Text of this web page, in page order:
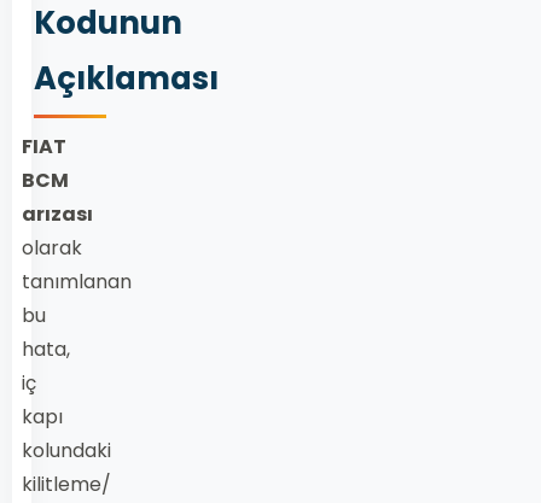
Kodunun
Açıklaması
FIAT
BCM
arızası
olarak
tanımlanan
bu
hata,
iç
kapı
kolundaki
kilitleme/